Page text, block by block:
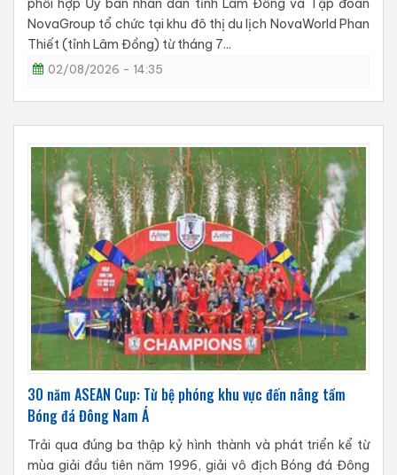
phối hợp Ủy ban nhân dân tỉnh Lâm Đồng và Tập đoàn
NovaGroup tổ chức tại khu đô thị du lịch NovaWorld Phan
Thiết (tỉnh Lâm Đồng) từ tháng 7...
02/08/2026 - 14:35
30 năm ASEAN Cup: Từ bệ phóng khu vực đến nâng tầm
Bóng đá Đông Nam Á
Trải qua đúng ba thập kỷ hình thành và phát triển kể từ
mùa giải đầu tiên năm 1996, giải vô địch Bóng đá Đông